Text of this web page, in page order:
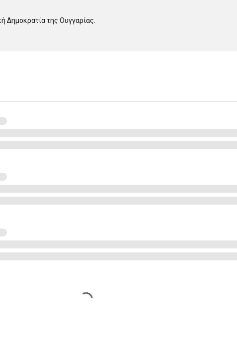
Δημοκρατία της Ουγγαρίας.